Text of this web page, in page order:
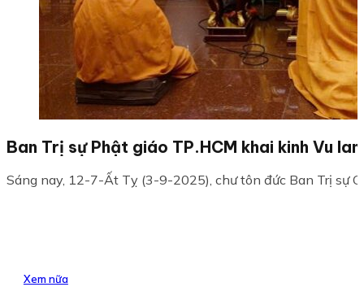
Ban Trị sự Phật giáo TP.HCM khai kinh Vu
Sáng nay, 12-7-Ất Tỵ (3-9-2025), chư tôn đức Ban Trị sự
Xem nữa